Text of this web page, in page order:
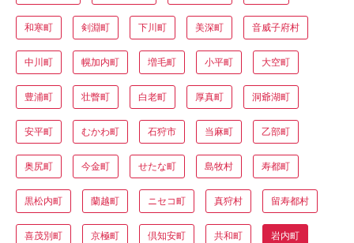
和寒町 剣淵町 下川町 美深町 音威子府村
中川町 幌加内町 増毛町 小平町 大空町
豊浦町 壮瞥町 白老町 厚真町 洞爺湖町
安平町 むかわ町 石狩市 当麻町 乙部町
奥尻町 今金町 せたな町 島牧村 寿都町
黒松内町 蘭越町 ニセコ町 真狩村 留寿都村
喜茂別町 京極町 倶知安町 共和町 岩内町